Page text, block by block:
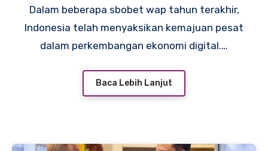
Dalam beberapa sbobet wap tahun terakhir,
Indonesia telah menyaksikan kemajuan pesat
dalam perkembangan ekonomi digital.…
Baca Lebih Lanjut